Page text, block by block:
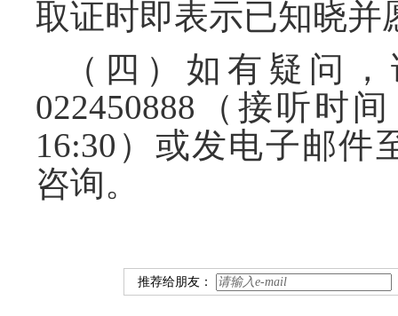
取证时即表示已知晓并
（四）如有疑问
022450888（接听时
16:30）或发电子邮件
咨询。
推荐给朋友：